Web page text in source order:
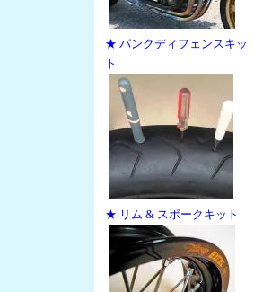
★ パンクディフェンスキッ
ト
★ リム & スポークキット